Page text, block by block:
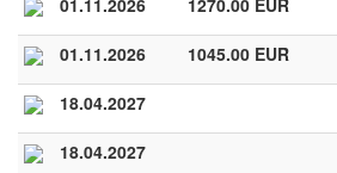
01.11.2026 1270.00 EUR
01.11.2026 1045.00 EUR
18.04.2027
18.04.2027